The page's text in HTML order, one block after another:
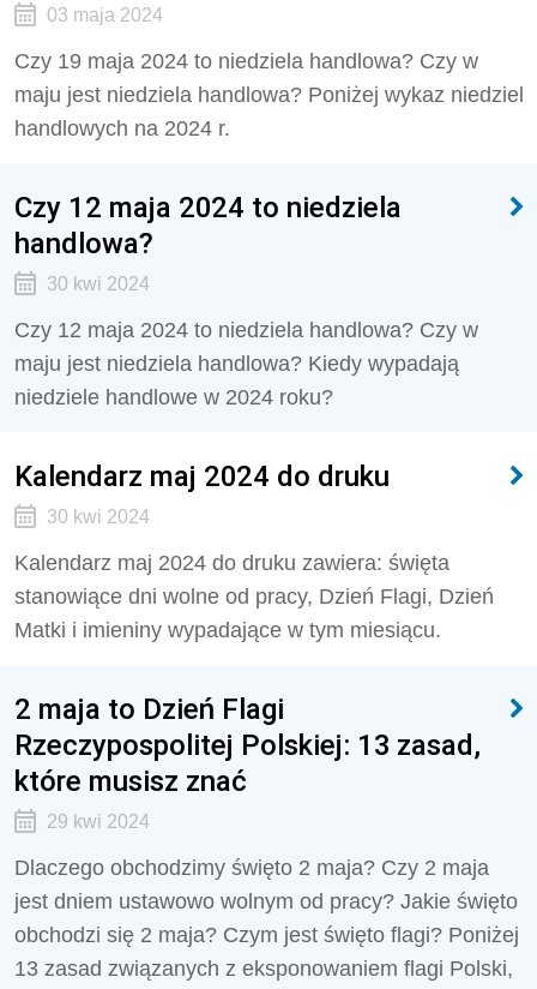
03 maja 2024
Czy 19 maja 2024 to niedziela handlowa? Czy w
maju jest niedziela handlowa? Poniżej wykaz niedziel
handlowych na 2024 r.
Czy 12 maja 2024 to niedziela
handlowa?
30 kwi 2024
Czy 12 maja 2024 to niedziela handlowa? Czy w
maju jest niedziela handlowa? Kiedy wypadają
niedziele handlowe w 2024 roku?
Kalendarz maj 2024 do druku
30 kwi 2024
Kalendarz maj 2024 do druku zawiera: święta
stanowiące dni wolne od pracy, Dzień Flagi, Dzień
Matki i imieniny wypadające w tym miesiącu.
2 maja to Dzień Flagi
Rzeczypospolitej Polskiej: 13 zasad,
które musisz znać
29 kwi 2024
Dlaczego obchodzimy święto 2 maja? Czy 2 maja
jest dniem ustawowo wolnym od pracy? Jakie święto
obchodzi się 2 maja? Czym jest święto flagi? Poniżej
13 zasad związanych z eksponowaniem flagi Polski,